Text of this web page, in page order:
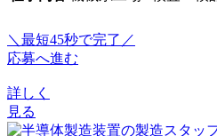
＼最短45秒で完了／
応募へ進む
詳しく
見る